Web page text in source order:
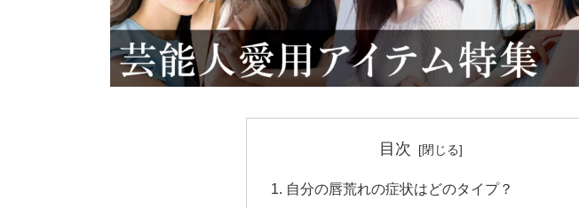
目次
自分の唇荒れの症状はどのタイプ？